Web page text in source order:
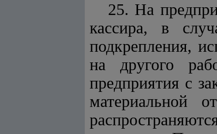
25. На
кассира, в
подкрепления,
на другого
предприятия с
материальной